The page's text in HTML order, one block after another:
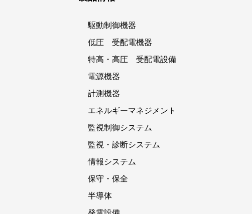
駆動制御機器
低圧 受配電機器
特高・高圧 受配電設備
電源機器
計測機器
エネルギーマネジメント
監視制御システム
監視・診断システム
情報システム
保守・保全
半導体